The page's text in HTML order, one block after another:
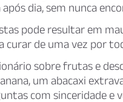
dia, sem nunca
pode resultar em
curar de uma vez por
sobre frutas e
um abacaxi
com sinceridade e